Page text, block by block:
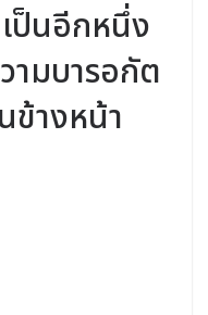
ป็นอีกหนึ่ง
ามบารอกัต
ข้างหน้า